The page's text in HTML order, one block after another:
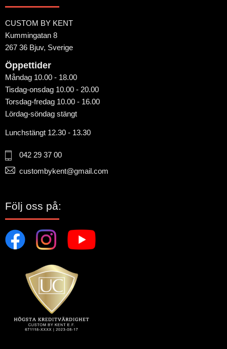
CUSTOM BY KENT
Kummingatan 8
267 36 Bjuv, Sverige
Öppettider
Måndag 10.00 - 18.00
Tisdag-onsdag 10.00 - 20.00
Torsdag-fredag 10.00 - 16.00
Lördag-söndag stängt
Lunchstängt 12.30 - 13.30
042 29 37 00
custombykent@gmail.com
Följ oss på: